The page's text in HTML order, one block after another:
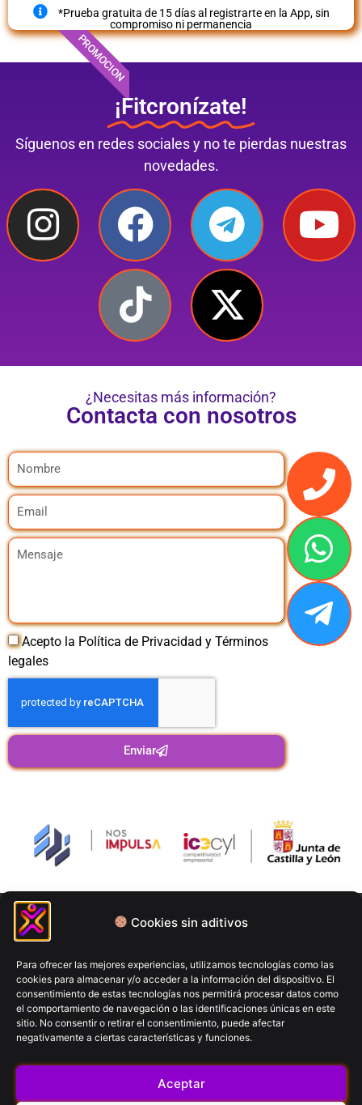
Cookies sin aditivos
Para ofrecer las mejores experiencias, utilizamos tecnologías como las
cookies para almacenar y/o acceder a la información del dispositivo. El
consentimiento de estas tecnologías nos permitirá procesar datos como
el comportamiento de navegación o las identificaciones únicas en este
sitio. No consentir o retirar el consentimiento, puede afectar
negativamente a ciertas características y funciones.
Aceptar
*Prueba gratuita de 15 días al registrarte en la App, sin
compromiso ni permanencia
PROMOCION
¡Fitcronízate!
Síguenos en redes sociales y no te pierdas nuestras
novedades.
¿Necesitas más información?
Contacta con nosotros
Acepto la Política de Privacidad y Términos
legales
Enviar
Política de cookies
Aviso Legal
FitCron (2026)
Contacto